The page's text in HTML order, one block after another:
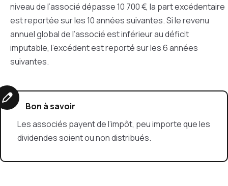
niveau de l’associé dépasse 10 700 €, la part excédentaire
est reportée sur les 10 années suivantes. Si le revenu
annuel global de l’associé est inférieur au déficit
imputable, l’excédent est reporté sur les 6 années
suivantes.
Bon à savoir
Les associés payent de l’impôt, peu importe que les
dividendes soient ou non distribués.